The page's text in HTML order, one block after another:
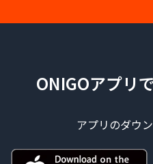
ONIGOアプリ
アプリのダウ